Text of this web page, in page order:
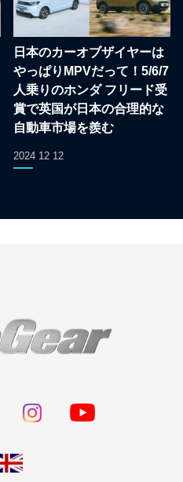
日本のカーオブザイヤーは
やっぱりMPVだって！5/6/7
人乗りのホンダ フリード受
賞で英国が日本の合理的な
自動車市場を羨む
2024 12 12